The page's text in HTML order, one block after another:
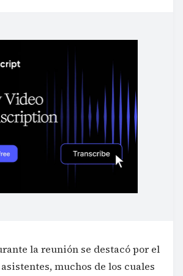
la reunión se destacó por el
muchos de los cuales